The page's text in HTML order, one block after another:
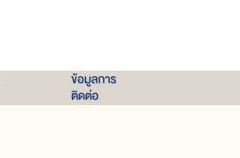
ข้อมูลการ
ติดต่อ